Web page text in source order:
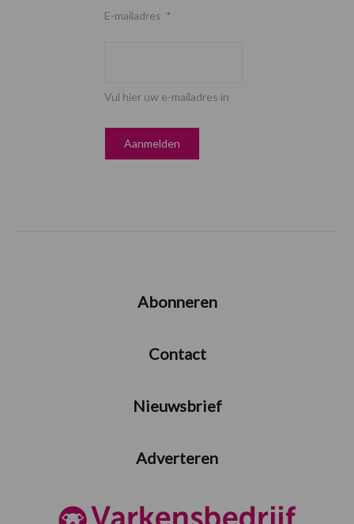
E-mailadres *
Vul hier uw e-mailadres in
Abonneren
Contact
Nieuwsbrief
Adverteren